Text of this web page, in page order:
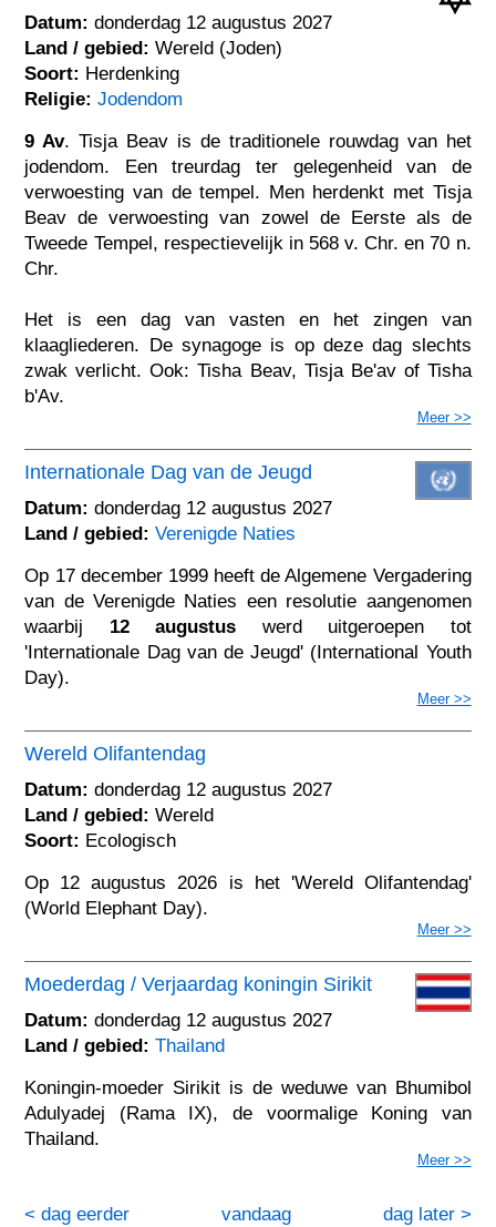
Datum: donderdag 12 augustus 2027
Land / gebied: Wereld (Joden)
Soort: Herdenking
Religie: Jodendom
9 Av. Tisja Beav is de traditionele rouwdag van het
jodendom. Een treurdag ter gelegenheid van de
verwoesting van de tempel. Men herdenkt met Tisja
Beav de verwoesting van zowel de Eerste als de
Tweede Tempel, respectievelijk in 568 v. Chr. en 70 n.
Chr.
Het is een dag van vasten en het zingen van
klaagliederen. De synagoge is op deze dag slechts
zwak verlicht. Ook: Tisha Beav, Tisja Be'av of Tisha
b'Av.
Meer >>
Internationale Dag van de Jeugd
Datum: donderdag 12 augustus 2027
Land / gebied: Verenigde Naties
Op 17 december 1999 heeft de Algemene Vergadering
van de Verenigde Naties een resolutie aangenomen
waarbij 12 augustus werd uitgeroepen tot
'Internationale Dag van de Jeugd' (International Youth
Day).
Meer >>
Wereld Olifantendag
Datum: donderdag 12 augustus 2027
Land / gebied: Wereld
Soort: Ecologisch
Op 12 augustus 2026 is het 'Wereld Olifantendag'
(World Elephant Day).
Meer >>
Moederdag / Verjaardag koningin Sirikit
Datum: donderdag 12 augustus 2027
Land / gebied: Thailand
Koningin-moeder Sirikit is de weduwe van Bhumibol
Adulyadej (Rama IX), de voormalige Koning van
Thailand.
Meer >>
< dag eerder dag later >
vandaag